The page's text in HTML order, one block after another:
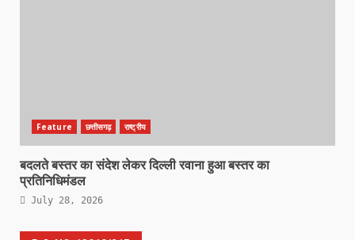
Feature छत्तीसगढ़ राष्ट्रीय
बदलते बस्तर का संदेश लेकर दिल्ली रवाना हुआ बस्तर का
प्रतिनिधिमंडल
July 28, 2026